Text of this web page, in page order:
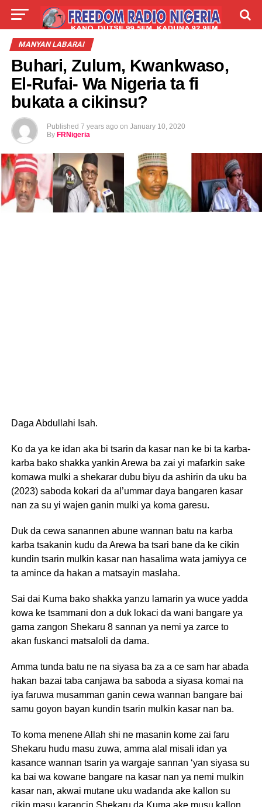
LIVE LABARAI
TALLA
MANYAN LABARAI
Buhari, Zulum, Kwankwaso,
El-Rufai- Wa Nigeria ta fi
bukata a cikinsu?
Published 7 years ago on January 10, 2020
By FRNigeria
Daga Abdullahi Isah.
Ko da ya ke idan aka bi tsarin da kasar nan ke bi ta karba-
karba bako shakka yankin Arewa ba zai yi mafarkin sake
komawa mulki a shekarar dubu biyu da ashirin da uku ba
(2023) saboda kokari da al’ummar daya bangaren kasar
nan za su yi wajen ganin mulki ya koma garesu.
Duk da cewa sanannen abune wannan batu na karba
karba tsakanin kudu da Arewa ba tsari bane da ke cikin
kundin tsarin mulkin kasar nan hasalima wata jamiyya ce
ta amince da hakan a matsayin maslaha.
Sai dai Kuma bako shakka yanzu lamarin ya wuce yadda
kowa ke tsammani don a duk lokaci da wani bangare ya
gama zangon Shekaru 8 sannan ya nemi ya zarce to
akan fuskanci matsaloli da dama.
Amma tunda batu ne na siyasa ba za a ce sam har abada
hakan bazai taba canjawa ba saboda a siyasa komai na
iya faruwa musamman ganin cewa wannan bangare bai
samu goyon bayan kundin tsarin mulkin kasar nan ba.
To koma menene Allah shi ne masanin kome zai faru
Shekaru hudu masu zuwa, amma alal misali idan ya
kasance wannan tsarin ya wargaje sannan ‘yan siyasa su
ka bai wa kowane bangare na kasar nan ya nemi mulkin
kasar nan, akwai mutane uku wadanda ake kallon su